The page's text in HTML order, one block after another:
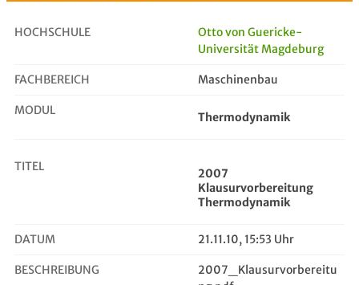
2007 Klausurvorbereitung Thermodyn...
HOCHSCHULE
Otto von Guericke-
Universität Magdeburg
FACHBEREICH Maschinenbau
MODUL Thermodynamik
TITEL
2007
Klausurvorbereitung
Thermodynamik
DATUM 21.11.10, 15:53 Uhr
BESCHREIBUNG
2007_Klausurvorbereitu